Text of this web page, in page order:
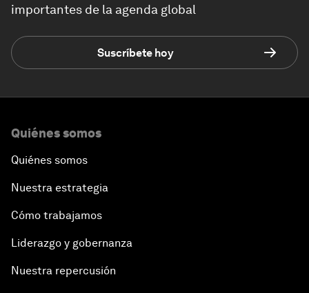
importantes de la agenda global
Suscríbete hoy
Quiénes somos
Quiénes somos
Nuestra estrategia
Cómo trabajamos
Liderazgo y gobernanza
Nuestra repercusión